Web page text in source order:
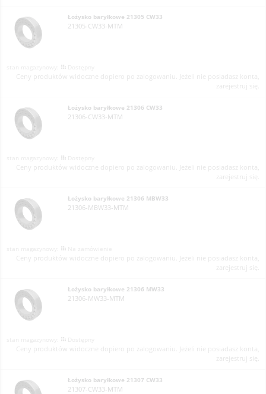
Łożysko baryłkowe 21305 CW33
21305-CW33-MTM
Ceny produktów widoczne dopiero po zalogowaniu. Jeżeli nie posiadasz konta,
zarejestruj się.
Łożysko baryłkowe 21306 CW33
21306-CW33-MTM
Ceny produktów widoczne dopiero po zalogowaniu. Jeżeli nie posiadasz konta,
zarejestruj się.
Łożysko baryłkowe 21306 MBW33
21306-MBW33-MTM
Ceny produktów widoczne dopiero po zalogowaniu. Jeżeli nie posiadasz konta,
zarejestruj się.
Łożysko baryłkowe 21306 MW33
21306-MW33-MTM
Ceny produktów widoczne dopiero po zalogowaniu. Jeżeli nie posiadasz konta,
zarejestruj się.
Łożysko baryłkowe 21307 CW33
21307-CW33-MTM